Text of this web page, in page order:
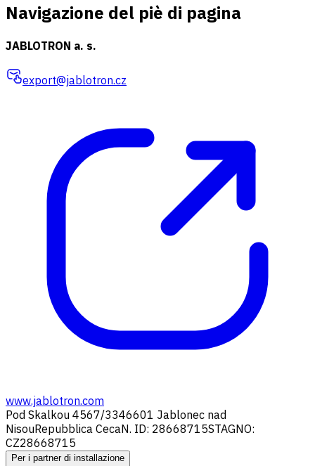
Navigazione del piè di pagina
JABLOTRON a. s.
export@jablotron.cz
www.jablotron.com
Pod Skalkou 4567/3346601 Jablonec nad
NisouRepubblica CecaN. ID: 28668715STAGNO:
CZ28668715
Per i partner di installazione